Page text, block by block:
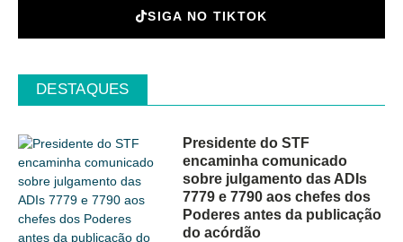
SIGA NO TIKTOK
DESTAQUES
Presidente do STF
encaminha comunicado
sobre julgamento das ADIs
7779 e 7790 aos chefes dos
Poderes antes da publicação
do acórdão